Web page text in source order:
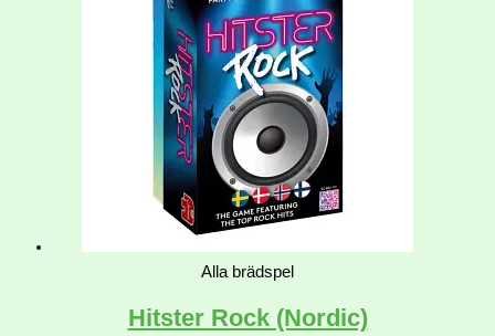
Alla brädspel
Hitster Rock (Nordic)